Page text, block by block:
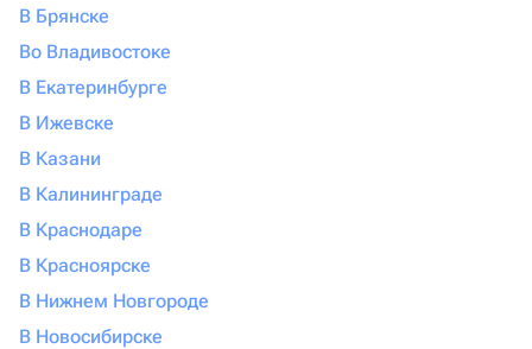
В Брянске
Во Владивостоке
В Екатеринбурге
В Ижевске
В Казани
В Калининграде
В Краснодаре
В Красноярске
В Нижнем Новгороде
В Новосибирске